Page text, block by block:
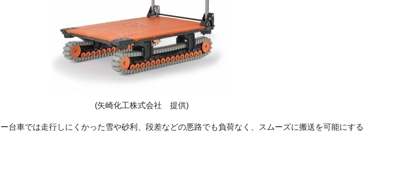
(矢崎化工株式会社 提供)
台車では走行しにくかった雪や砂利、段差などの悪路でも負荷なく、スムーズに搬送を可能にする